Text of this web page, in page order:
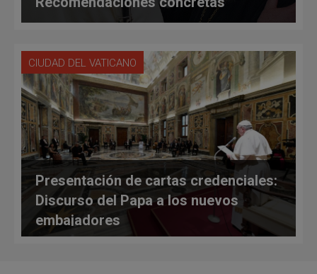
CIUDAD DEL VATICANO
Presentación de cartas credenciales:
Discurso del Papa a los nuevos
embajadores